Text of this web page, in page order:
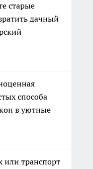
старые
дачный
способа
в уютные
или транспорт